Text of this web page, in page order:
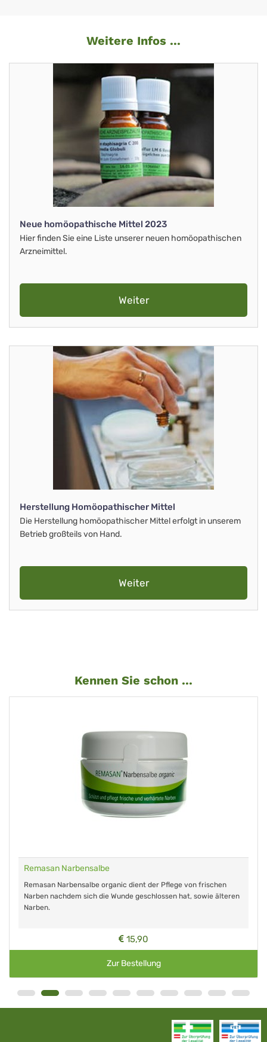
Weitere Infos ...
Neue homöopathische Mittel 2023
Hier finden Sie eine Liste unserer neuen homöopathischen
Arzneimittel.
Weiter
Herstellung Homöopathischer Mittel
Die Herstellung homöopathischer Mittel erfolgt in unserem
Betrieb großteils von Hand.
Weiter
Kennen Sie schon ...
Remasan Narbensalbe
Remasan Narbensalbe organic dient der Pflege von frischen
Narben nachdem sich die Wunde geschlossen hat, sowie älteren
Narben.
15,90
Zur Bestellung